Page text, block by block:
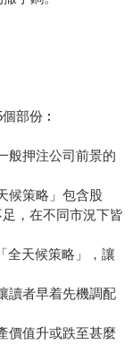
部份︰
般押注公司前景的
候策略」包含股
，在不同市況下皆
全天候策略」，讓
讀者早着先機調配
價值升或跌至甚麼